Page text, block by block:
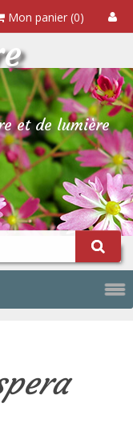
Mon panier (0)
et de lumière